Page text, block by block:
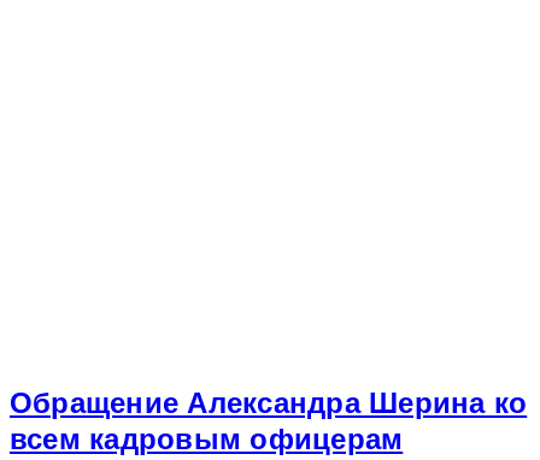
Обращение Александра Шерина ко
всем кадровым офицерам